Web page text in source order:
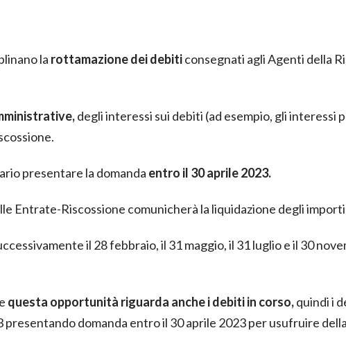
la rottamazione dei debiticonsegnati agli Agenti della
degli interessi sui debiti (ad esempio, gli interessi
presentare la domanda entro il 30 aprile 2023.
Entrate-Riscossione comunicherà la liquidazione degli
il 28 febbraio, il 31 maggio, il 31 luglio e il 30
questa opportunità riguarda anche i debiti in corso,quindi i
domanda entro il 30 aprile 2023 per usufruire